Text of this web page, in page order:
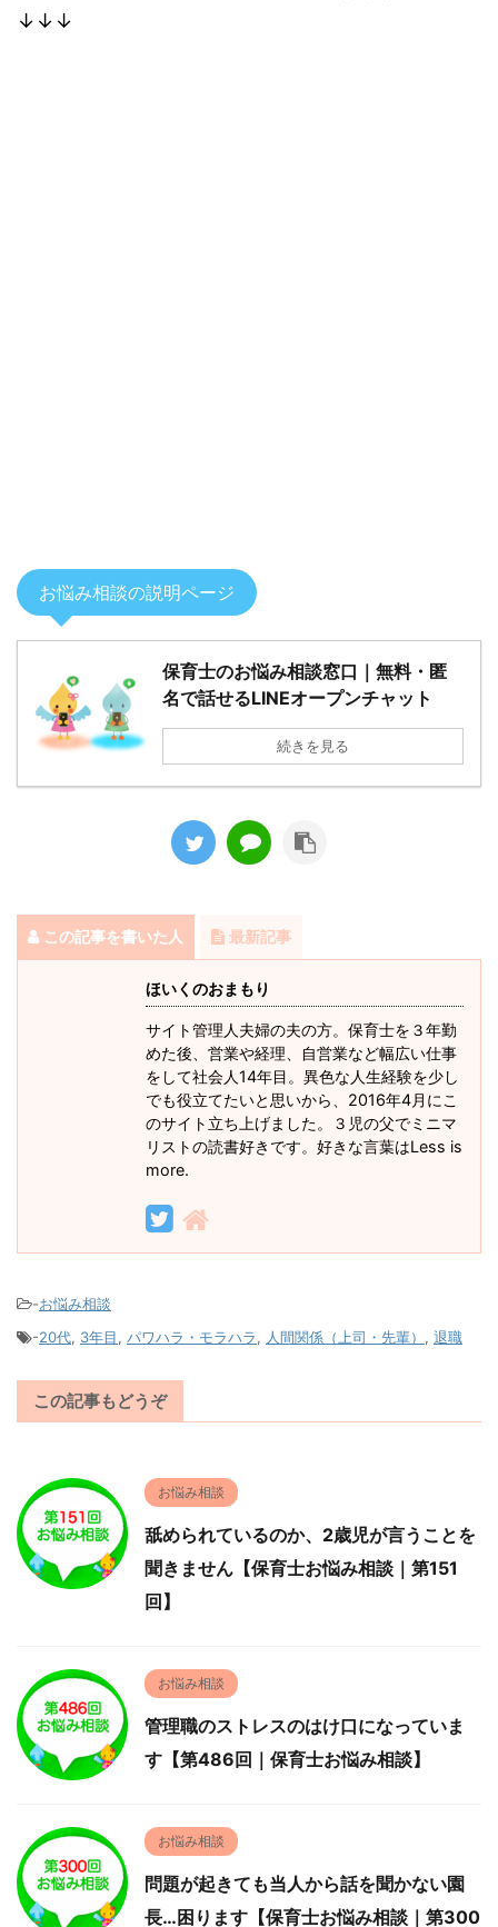
↓↓↓
お悩み相談の説明ページ
保育士のお悩み相談窓口｜無料・匿
名で話せるLINEオープンチャット
続きを見る
この記事を書いた人 最新記事
ほいくのおまもり
サイト管理人夫婦の夫の方。保育士を３年勤
めた後、営業や経理、自営業など幅広い仕事
をして社会人14年目。異色な人生経験を少し
でも役立てたいと思いから、2016年4月にこ
のサイト立ち上げました。３児の父でミニマ
リストの読書好きです。好きな言葉はLess is
more.
-お悩み相談
-20代, 3年目, パワハラ・モラハラ, 人間関係（上司・先輩） , 退職
この記事もどうぞ
お悩み相談
舐められているのか、2歳児が言うことを
聞きません【保育士お悩み相談｜第151
回】
お悩み相談
管理職のストレスのはけ口になっていま
す【第486回｜保育士お悩み相談】
お悩み相談
問題が起きても当人から話を聞かない園
長…困ります【保育士お悩み相談｜第300